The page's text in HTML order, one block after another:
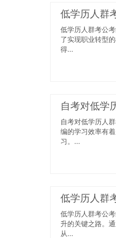
低学历人群
低学历人群考公
了实现职业转型
得...
自考对低学
自考对低学历人
编的学习效率有
习。...
低学历人群
低学历人群考公
升的关键之路。
从...